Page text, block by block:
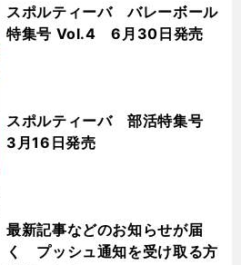
スポルティーバ バレーボール
特集号 Vol.4 6月30日発売
スポルティーバ 部活特集号
3月16日発売
最新記事などのお知らせが届
く プッシュ通知を受け取る方